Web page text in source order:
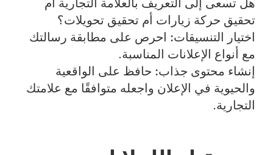
هل تسعى إلى التعريف بالعلامة التجارية أم
تحقيق حركة زيارات أم تحقيق تحويلات؟
اختيار التنسيقات: احرص على مطابقة رسالتك
مع أنواع الإعلانات المناسبة.
إنشاء محتوى جذاب: حافظ على الواقعية
والحيوية في الإعلان واجعله متوافقًا مع علامتك
التجارية.